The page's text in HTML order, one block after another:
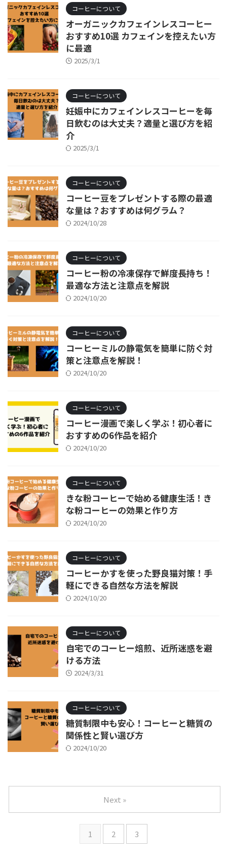
コーヒーについて
オーガニックカフェインレスコーヒー
おすすめ10選 カフェインを控えたい方
に最適
2025/3/1
コーヒーについて
妊娠中にカフェインレスコーヒーを毎
日飲むのは大丈夫？適量と選び方を紹
介
2025/3/1
コーヒーについて
コーヒー豆をプレゼントする際の最適
な量は？おすすめは何グラム？
2024/10/28
コーヒーについて
コーヒー粉の冷凍保存で鮮度長持ち！
最適な方法と注意点を解説
2024/10/20
コーヒーについて
コーヒーミルの静電気を簡単に防ぐ対
策と注意点を解説！
2024/10/20
コーヒーについて
コーヒー漫画で楽しく学ぶ！初心者に
おすすめの6作品を紹介
2024/10/20
コーヒーについて
きな粉コーヒーで始める健康生活！き
な粉コーヒーの効果と作り方
2024/10/20
コーヒーについて
コーヒーかすを使った野良猫対策！手
軽にできる自然な方法を解説
2024/10/20
コーヒーについて
自宅でのコーヒー焙煎、近所迷惑を避
ける方法
2024/3/31
コーヒーについて
糖質制限中も安心！コーヒーと糖質の
関係性と賢い選び方
2024/10/20
1 2 3
Next »